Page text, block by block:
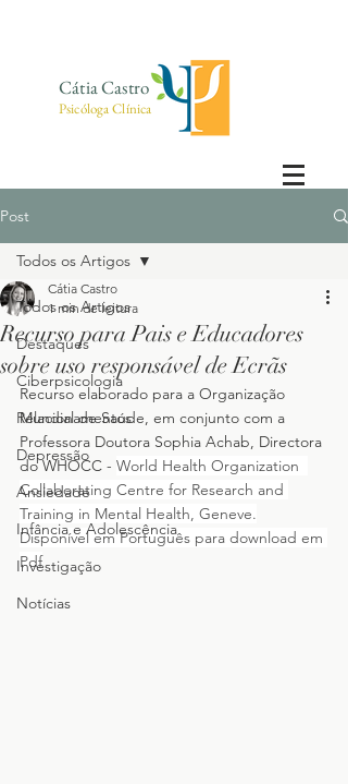
Psicóloga Clínica
Cátia Castro
Post
Todos os Artigos
Destaques
Ciberpsicologia
Relacionamentos
Depressão
Ansiedade
Infância e Adolescência
Investigação
Notícias
Todos os Artigos
Recurso para Pais e Educadores
sobre uso responsável de Ecrãs
Cátia Castro
1 min de leitura
Recurso elaborado para a Organização
Mundial de Saúde, em conjunto com a
Professora Doutora Sophia Achab, Directora
do WHOCC - World Health Organization
Collaborating Centre for Research and
Training in Mental Health, Geneve.
Disponível em Português para download em
Pdf